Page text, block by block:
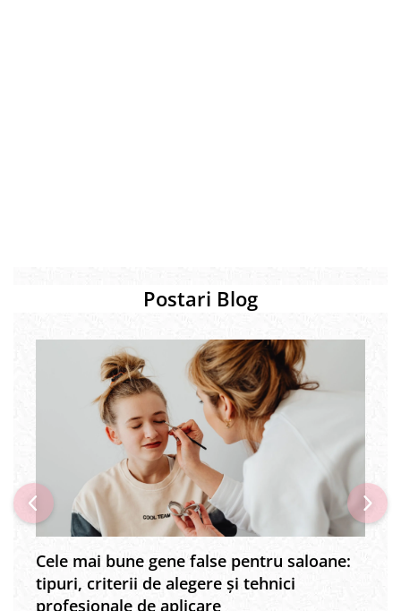
Foarfece de filat
Postari Blog
Cele mai bune gene false pentru saloane:
tipuri, criterii de alegere și tehnici
profesionale de aplicare